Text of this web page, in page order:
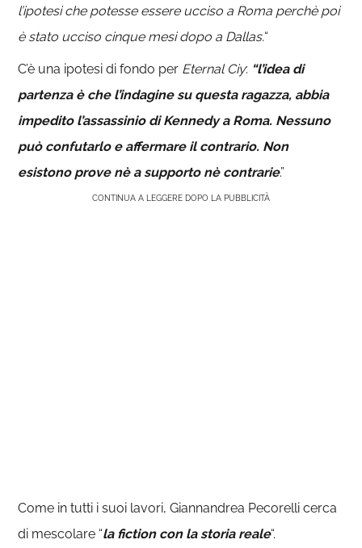
l’ipotesi che potesse essere ucciso a Roma perchè poi
è stato ucciso cinque mesi dopo a Dallas.“
C’è una ipotesi di fondo per Eternal Ciy: “l’idea di
partenza è che l’indagine su questa ragazza, abbia
impedito l’assassinio di Kennedy a Roma. Nessuno
può confutarlo e affermare il contrario. Non
esistono prove nè a supporto nè contrarie.”
CONTINUA A LEGGERE DOPO LA PUBBLICITÀ
Come in tutti i suoi lavori, Giannandrea Pecorelli cerca
di mescolare “la fiction con la storia reale“.